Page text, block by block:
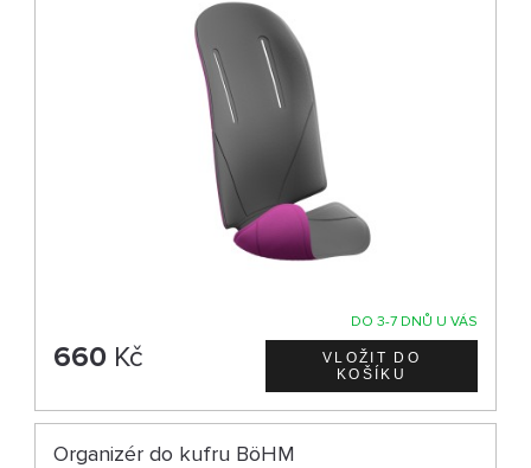
DO 3-7 DNŮ U VÁS
660 Kč
Organizér do kufru BöHM